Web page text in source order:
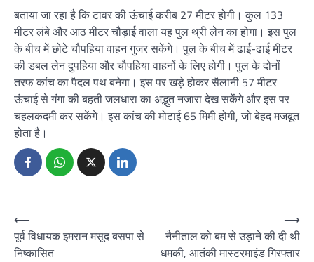
बताया जा रहा है कि टावर की ऊंचाई करीब 27 मीटर होगी। कुल 133
मीटर लंबे और आठ मीटर चौड़ाई वाला यह पुल थ्री लेन का होगा। इस पुल
के बीच में छोटे चौपहिया वाहन गुजर सकेंगे। पुल के बीच में ढाई-ढाई मीटर
की डबल लेन दुपहिया और चौपहिया वाहनों के लिए होगी। पुल के दोनों
तरफ कांच का पैदल पथ बनेगा। इस पर खड़े होकर सैलानी 57 मीटर
ऊंचाई से गंगा की बहती जलधारा का अद्भुत नजारा देख सकेंगे और इस पर
चहलकदमी कर सकेंगे। इस कांच की मोटाई 65 मिमी होगी, जो बेहद मजबूत
होता है।
Post
navigation
⟵
पूर्व विधायक इमरान मसूद बसपा से
निष्कासित
नैनीताल को बम से उड़ाने की दी थी
धमकी, आतंकी मास्टरमाइंड गिरफ्तार
⟶